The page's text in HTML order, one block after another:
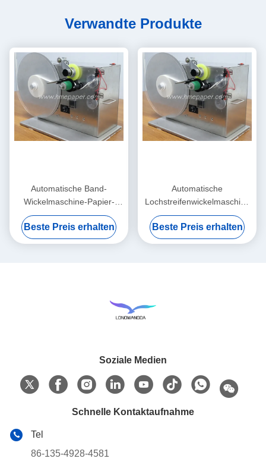
Verwandte Produkte
Automatische Band-
Wickelmaschine-Papier-
Rollenwickelmaschine
Beste Preis erhalten
Automatische
Lochstreifenwickelmaschine
80cm x 45cm x 55cm
Beste Preis erhalten
Soziale Medien
Schnelle Kontaktaufnahme
Tel
86-135-4928-4581